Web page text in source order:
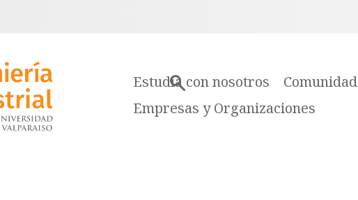
Estudia con nosotros Comunidad
Empresas y Organizaciones